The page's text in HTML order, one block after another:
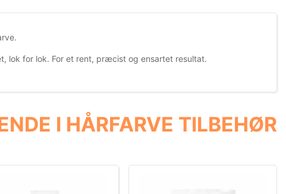
lok for lok. For et rent, præcist og ensartet resultat.
I HÅRFARVE TILBEHØR